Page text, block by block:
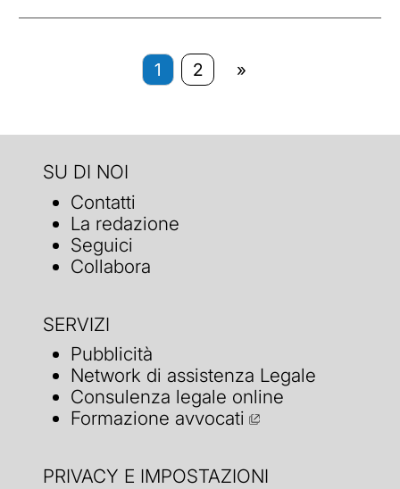
1 2 »
SU DI NOI
Contatti
La redazione
Seguici
Collabora
SERVIZI
Pubblicità
Network di assistenza Legale
Consulenza legale online
Formazione avvocati
PRIVACY E IMPOSTAZIONI